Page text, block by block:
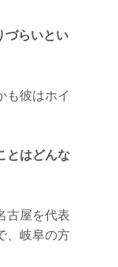
づらいとい
も彼はホイ
とはどんな
古屋を代表
、岐阜の方